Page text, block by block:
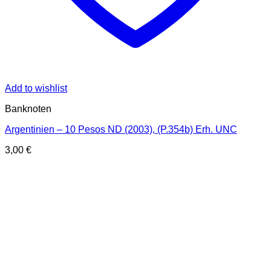
Add to wishlist
Banknoten
Argentinien – 10 Pesos ND (2003), (P.354b) Erh. UNC
3,00 €